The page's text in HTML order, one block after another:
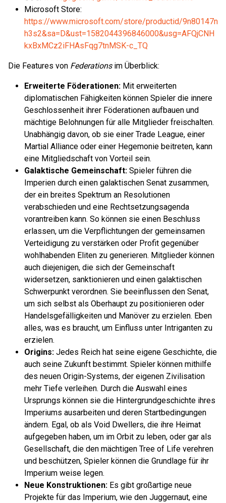
Microsoft Store:
https://www.microsoft.com/store/productid/9n80147n
h3s2&sa=D&ust=1582044396846000&usg=AFQjCNH
kxBxMCz2iFHAsFqg7tnMSK-c_TQ
Die Features von Federationsim Überblick:
Erweiterte Föderationen: Mit erweiterten
diplomatischen Fähigkeiten können Spieler die innere
Geschlossenheit ihrer Föderationen aufbauen und
mächtige Belohnungen für alle Mitglieder freischalten.
Unabhängig davon, ob sie einer Trade League, einer
Martial Alliance oder einer Hegemonie beitreten, kann
eine Mitgliedschaft von Vorteil sein.
Galaktische Gemeinschaft: Spieler führen die
Imperien durch einen galaktischen Senat zusammen,
der ein breites Spektrum an Resolutionen
verabschieden und eine Rechtsetzungsagenda
vorantreiben kann. So können sie einen Beschluss
erlassen, um die Verpflichtungen der gemeinsamen
Verteidigung zu verstärken oder Profit gegenüber
wohlhabenden Eliten zu generieren. Mitglieder können
auch diejenigen, die sich der Gemeinschaft
widersetzen, sanktionieren und einen galaktischen
Schwerpunkt verordnen. Sie beeinflussen den Senat,
um sich selbst als Oberhaupt zu positionieren oder
Handelsgefälligkeiten und Manöver zu erzielen. Eben
alles, was es braucht, um Einfluss unter Intriganten zu
erzielen.
Origins: Jedes Reich hat seine eigene Geschichte, die
auch seine Zukunft bestimmt. Spieler können mithilfe
des neuen Origin-Systems, der eigenen Zivilisation
mehr Tiefe verleihen. Durch die Auswahl eines
Ursprungs können sie die Hintergrundgeschichte ihres
Imperiums ausarbeiten und deren Startbedingungen
ändern. Egal, ob als Void Dwellers, die ihre Heimat
aufgegeben haben, um im Orbit zu leben, oder gar als
Gesellschaft, die den mächtigen Tree of Life verehren
und beschützen, Spieler können die Grundlage für ihr
Imperium weise legen.
Neue Konstruktionen: Es gibt großartige neue
Projekte für das Imperium, wie den Juggernaut, eine